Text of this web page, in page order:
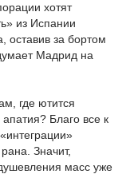
хотят
из Испании
оставив за бортом
Мадрид на
где ютится
Благо все к
Значит,
масс уже